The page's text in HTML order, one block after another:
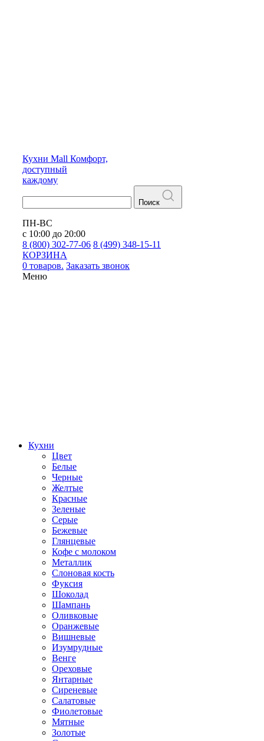
Кухни Mall Комфорт,
доступный
каждому
Поиск
ПН-ВС
с 10:00 до 20:00
8 (800) 302-77-06 8 (499) 348-15-11
КОРЗИНА
0 товаров. Заказать звонок
Меню
Кухни
Цвет
Белые
Черные
Желтые
Красные
Зеленые
Серые
Бежевые
Глянцевые
Кофе с молоком
Металлик
Слоновая кость
Фуксия
Шоколад
Шампань
Оливковые
Оранжевые
Вишневые
Изумрудные
Венге
Ореховые
Янтарные
Сиреневые
Салатовые
Фиолетовые
Мятные
Золотые